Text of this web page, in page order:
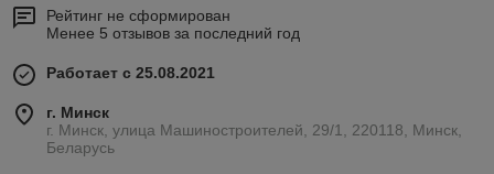
Рейтинг не сформирован
Менее 5 отзывов за последний год
Работает с 25.08.2021
г. Минск
г. Минск, улица Машиностроителей, 29/1, 220118, Минск,
Беларусь